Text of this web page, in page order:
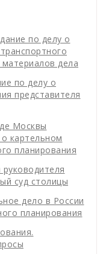
по делу о
дела
по делу о
представителя
Москвы
картельном
планирования
суд столицы
дело в России
планирования